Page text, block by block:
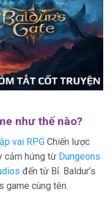
như thế nào?
vai RPG Chiến lược
cảm hứng từ Dungeons
đến từ Bỉ. Baldur’s
game cùng tên.